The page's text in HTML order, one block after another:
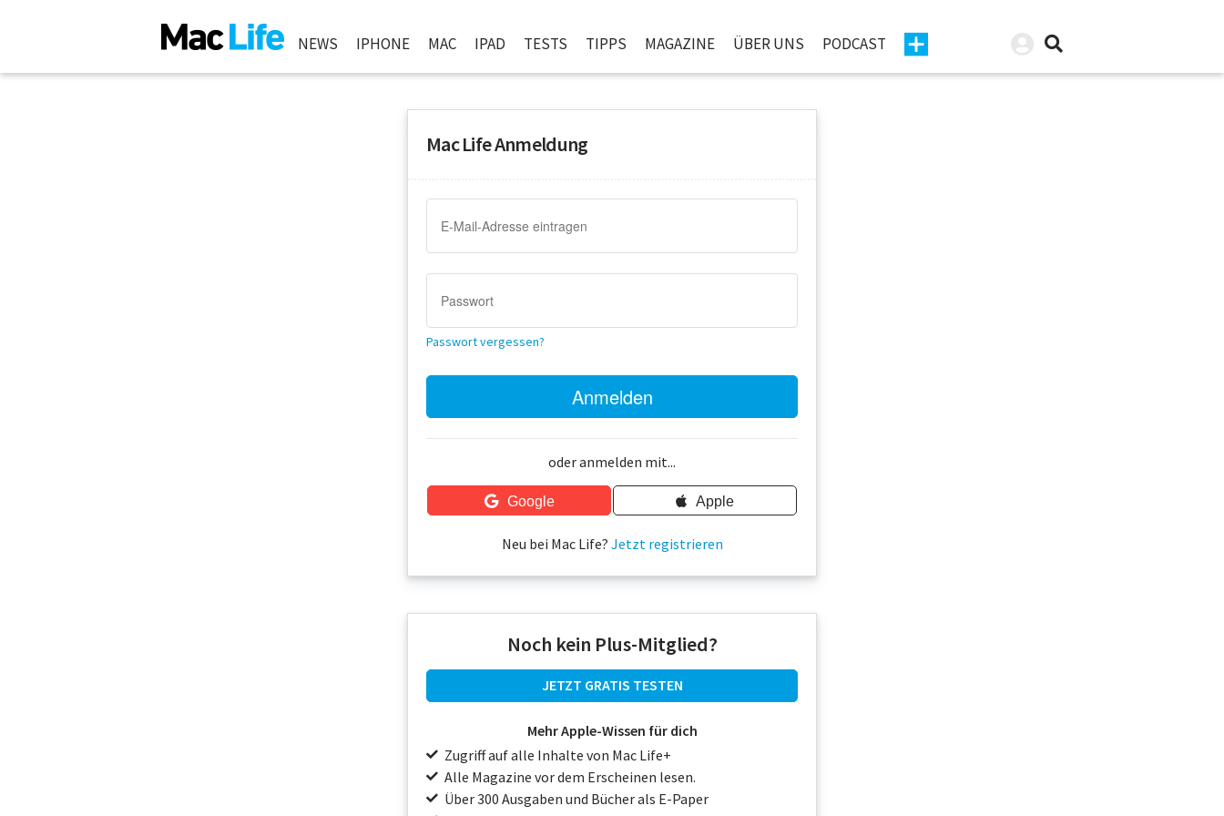
NEWS IPHONE MAC IPAD TESTS TIPPS MAGAZINE ÜBER UNS PODCAST
Mac Life Anmeldung
Passwort vergessen?
oder anmelden mit...
Google Apple
Neu bei Mac Life? Jetzt registrieren
Noch kein Plus-Mitglied?
JETZT GRATIS TESTEN
Mehr Apple-Wissen für dich
Zugriff auf alle Inhalte von Mac Life+
Alle Magazine vor dem Erscheinen lesen.
Über 300 Ausgaben und Bücher als E-Paper